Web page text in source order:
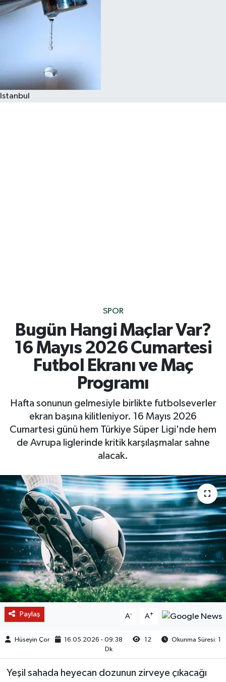
Istanbul
SPOR
Bugün Hangi Maçlar Var?
16 Mayıs 2026 Cumartesi
Futbol Ekranı ve Maç
Programı
Hafta sonunun gelmesiyle birlikte futbolseverler
ekran başına kilitleniyor. 16 Mayıs 2026
Cumartesi günü hem Türkiye Süper Ligi'nde hem
de Avrupa liglerinde kritik karşılaşmalar sahne
alacak.
Paylaş A- A+
Hüseyin Çor 16.05.2026 - 09:38 12
Okunma Süresi: 1
Dk
Yeşil sahada heyecan dozunun zirveye çıkacağı